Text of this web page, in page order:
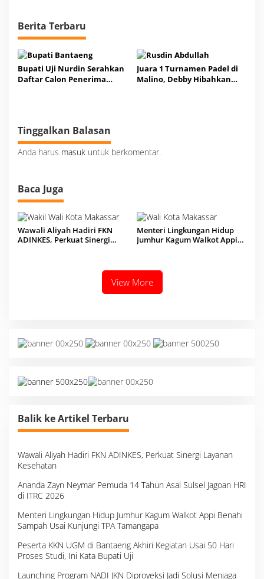
Berita Terbaru
Bupati Uji Nurdin Serahkan
Daftar Calon Penerima
Juara 1 Turnamen Padel di
Malino, Debby Hibahkan
Tinggalkan Balasan
Anda harus masuk untuk berkomentar.
Baca Juga
Wawali Aliyah Hadiri FKN
ADINKES, Perkuat Sinergi
Menteri Lingkungan Hidup
Jumhur Kagum Walkot Appi
View More
Balik ke Artikel Terbaru
Wawali Aliyah Hadiri FKN ADINKES, Perkuat Sinergi Layanan
Kesehatan
Ananda Zayn Neymar Pemuda 14 Tahun Asal Sulsel Jagoan HRI
di ITRC 2026
Menteri Lingkungan Hidup Jumhur Kagum Walkot Appi Benahi
Sampah Usai Kunjungi TPA Tamangapa
Peserta KKN UGM di Bantaeng Akhiri Kegiatan Usai 50 Hari
Proses Studi, Ini Kata Bupati Uji
Launching Program NADI JKN Diproyeksi Jadi Solusi Menjaga